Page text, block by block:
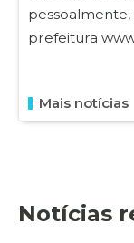
prefeitura
Mais notícias
Notícias